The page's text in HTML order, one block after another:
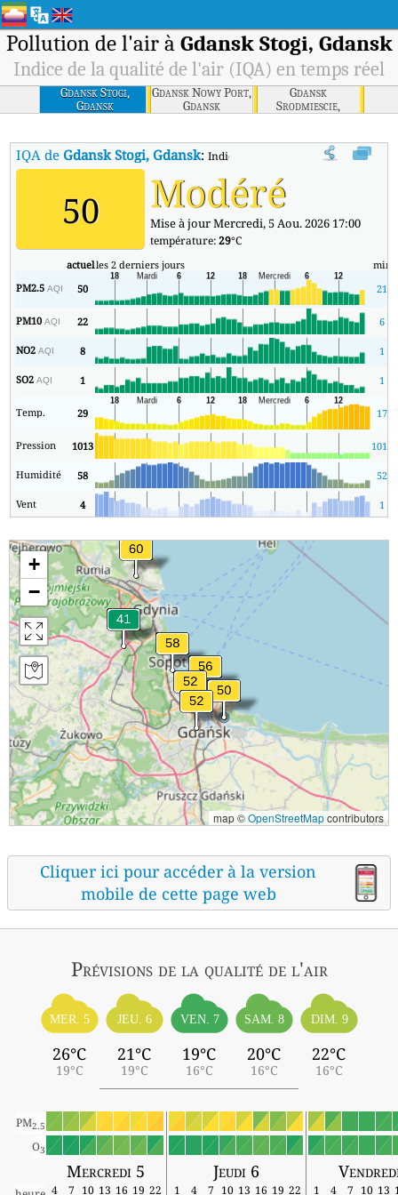
Pollution de l'air à Gdansk Stogi, Gdansk
Indice de la qualité de l'air (IQA) en temps réel
Gdansk Stogi,
Gdansk
Gdansk Nowy Port,
Gdansk
Gdansk
Srodmiescie,
Gdansk
IQA deGdansk Stogi, Gdansk:Indice de la qualité de l'air (IQA) à
50 Modéré
Mise à jour Mercredi, 5 Aou. 2026 17:00
température:29°C
actuelles 2 derniers jours min
PM2.5AQI 50 21
PM10AQI 22 6
NO2AQI 8 1
SO2AQI 1 1
Temp. 29 17
Pression 1013 1013
Humidité 58 52
Vent 4 1
+
−
map ©OpenStreetMapcontributors
Cliquer ici pour accéder à la version
mobile de cette page web
Prévisionsde la qualité de l'air
MER. 5
26°C
19°C
JEU. 6
21°C
19°C
VEN. 7
19°C
16°C
SAM. 8
20°C
16°C
DIM. 9
22°C
16°C
PM2.5
O3
Mercredi 5 Jeudi 6
4 7 10 13 16 19 22 1 4 7 10 13 16 19 22 1 4 7 10 13